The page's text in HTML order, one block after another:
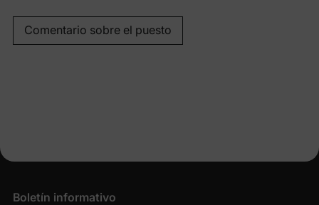
Comentario sobre el puesto
Boletín informativo